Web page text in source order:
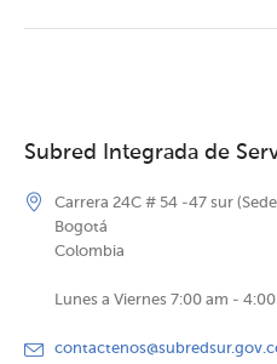
Subred Integrada de
Carrera 24C # 54 -47 sur
Bogotá
Colombia
Lunes a Viernes 7:00 am -